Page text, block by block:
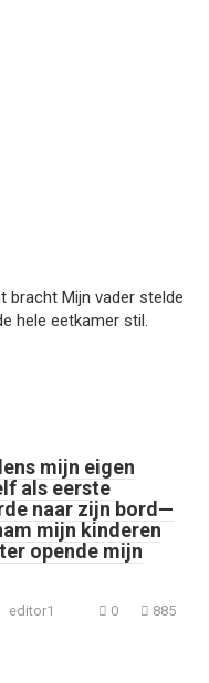
bracht Mijn vader stelde
hele eetkamer stil.
mijn eigen
als eerste
naar zijn bord—
mijn kinderen
opende mijn
editor1 0 885